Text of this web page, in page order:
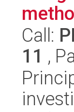
Call:
11 ,